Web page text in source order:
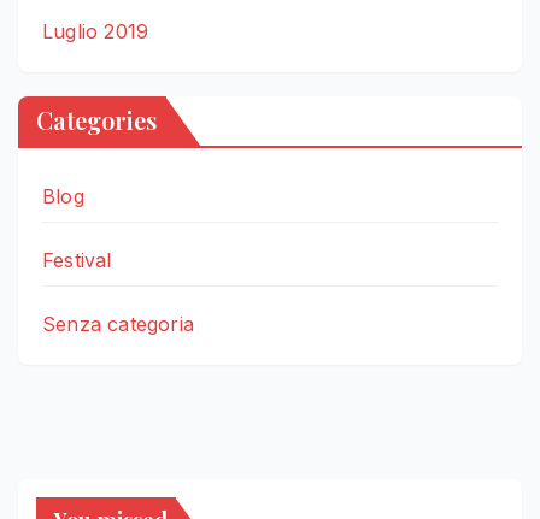
Luglio 2019
Categories
Blog
Festival
Senza categoria